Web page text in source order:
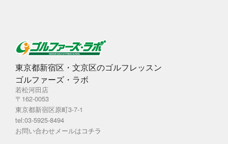
東京都新宿区・文京区のゴルフレッスン
ゴルファーズ・ラボ
若松河田店
〒162-0053
東京都新宿区原町3-7-1
tel:03-5925-8494
お問い合わせメールはコチラ